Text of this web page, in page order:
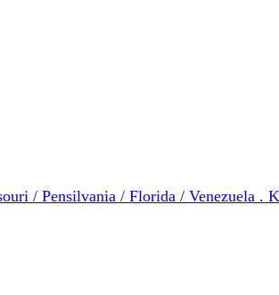
/ Pensilvania / Florida / Venezuela .